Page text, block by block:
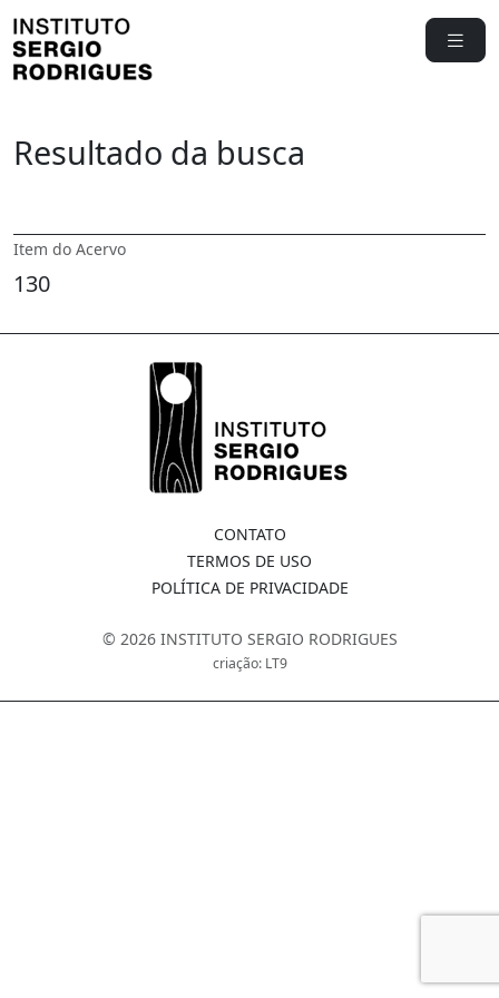
Resultado da busca
Item do Acervo
130
CONTATO
TERMOS DE USO
POLÍTICA DE PRIVACIDADE
© 2026 INSTITUTO SERGIO RODRIGUES
criação: LT9